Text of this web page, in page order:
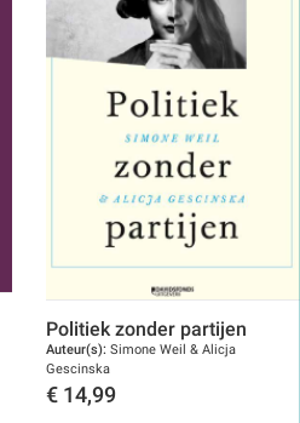
Politiek zonder partijen
Auteur(s): Simone Weil & Alicja
Gescinska
€ 14,99